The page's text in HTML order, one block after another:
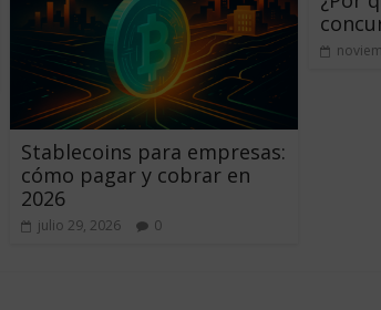
Stablecoins para empresas:
cómo pagar y cobrar en
2026
julio 29, 2026 0